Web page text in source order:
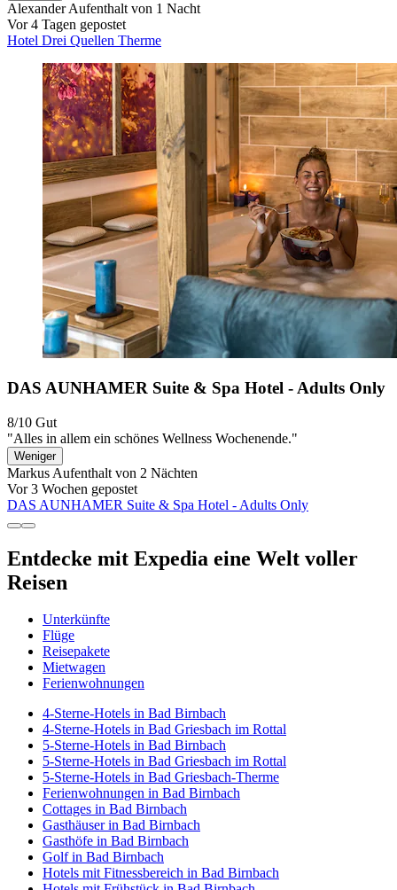
AlexanderAufenthalt von 1 Nacht
Vor 4 Tagen gepostet
Hotel Drei Quellen Therme
DAS AUNHAMER Suite & Spa Hotel - Adults Only
8/10 Gut
"Alles in allem ein schönes Wellness Wochenende."
Weniger
Markus Aufenthalt von 2 Nächten
Vor 3 Wochen gepostet
DAS AUNHAMER Suite & Spa Hotel - Adults Only
Entdecke mit Expedia eine Welt voller
Reisen
Unterkünfte
Flüge
Reisepakete
Mietwagen
Ferienwohnungen
4-Sterne-Hotels in Bad Birnbach
4-Sterne-Hotels in Bad Griesbach im Rottal
5-Sterne-Hotels in Bad Birnbach
5-Sterne-Hotels in Bad Griesbach im Rottal
5-Sterne-Hotels in Bad Griesbach-Therme
Ferienwohnungen in Bad Birnbach
Cottages in Bad Birnbach
Gasthäuser in Bad Birnbach
Gasthöfe in Bad Birnbach
Golf in Bad Birnbach
Hotels mit Fitnessbereich in Bad Birnbach